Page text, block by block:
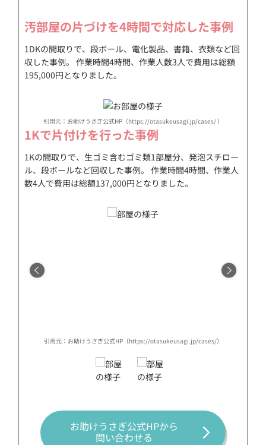
汚部屋の片づけを4時間で対応した事例
1DKの間取りで、段ボール、電化製品、書籍、衣類など回
収した事例。 作業時間4時間、作業人数3人で費用は総額
195,000円となりました。
引用元：お助けうさぎ公式HP（https://otasukeusagi.jp/cases/ ）
1Kで片付けを行った事例
1Kの間取りで、生ゴミ含むゴミ類1部屋分、発泡スチロー
ル、段ボールなど回収した事例。 作業時間4時間、作業人
数4人で費用は総額137,000円となりました。
引用元：お助けうさぎ公式HP（https://otasukeusagi.jp/cases/）
お助けうさぎ公式HPから
問い合わせる